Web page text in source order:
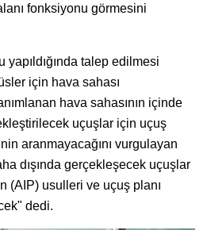
fonksiyonu görmesini
talep edilmesi
için hava sahası
hava sahasının içinde
uçuşlar için uçuş
aranmayacağını vurgulayan
dışında gerçekleşecek uçuşlar
(AIP) usulleri ve uçuş planı
dedi.